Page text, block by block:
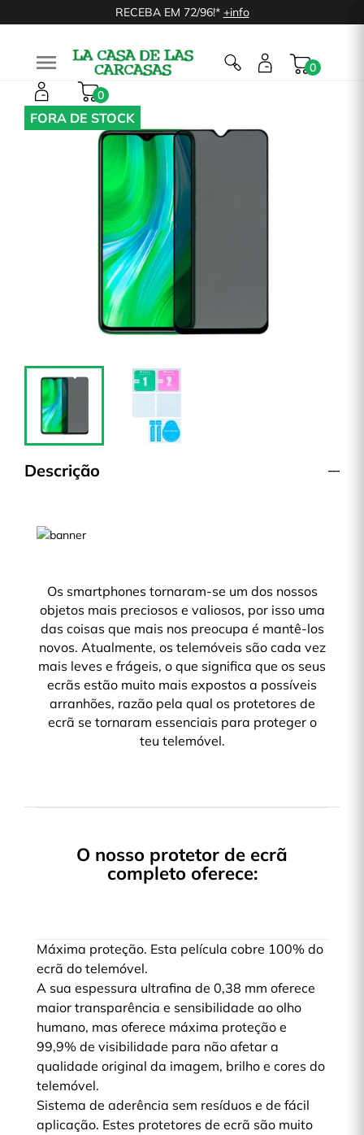
RECEBA EM 72/96!* +info

0
0
FORA DE STOCK
Descrição
Os smartphones tornaram-se um dos nossos
objetos mais preciosos e valiosos, por isso uma
das coisas que mais nos preocupa é mantê-los
novos. Atualmente, os telemóveis são cada vez
mais leves e frágeis, o que significa que os seus
ecrãs estão muito mais expostos a possíveis
arranhões, razão pela qual os protetores de
ecrã se tornaram essenciais para proteger o
teu telemóvel.
O nosso protetor de ecrã
completo oferece:
Máxima proteção. Esta película cobre 100% do
ecrã do telemóvel.
A sua espessura ultrafina de 0,38 mm oferece
maior transparência e sensibilidade ao olho
humano, mas oferece máxima proteção e
99,9% de visibilidade para não afetar a
qualidade original da imagem, brilho e cores do
telemóvel.
Sistema de aderência sem resíduos e de fácil
aplicação. Estes protetores de ecrã são muito